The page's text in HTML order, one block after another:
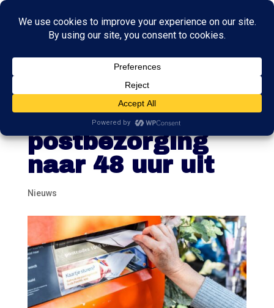
Minister stelt
besluit verlengen
postbezorging
naar 48 uur uit
Nieuws